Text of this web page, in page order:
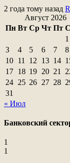
2 года тому назад
Август 2026
Пн Вт Ср Чт Пт
1
3
4 5 6 7 8
10 11 12 13 14
17 18 19 20 21
24 25 26 27 28
31
« Июл
Банковский
1
1